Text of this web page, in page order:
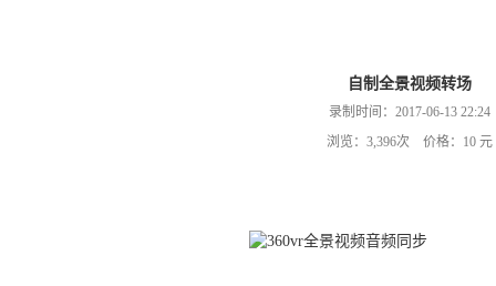
自制全景视频转场
录制时间：2017-06-13 22:24
浏览：3,396次 价格：10 元